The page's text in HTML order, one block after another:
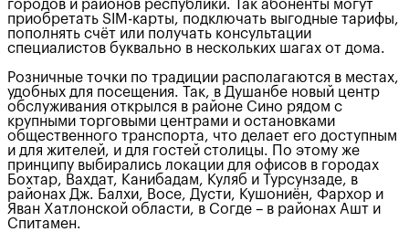
городов и районов республики. Так абоненты могут
приобретать SIM-карты, подключать выгодные тарифы,
пополнять счёт или получать консультации
специалистов буквально в нескольких шагах от дома.
Розничные точки по традиции располагаются в местах,
удобных для посещения. Так, в Душанбе новый центр
обслуживания открылся в районе Сино рядом с
крупными торговыми центрами и остановками
общественного транспорта, что делает его доступным
и для жителей, и для гостей столицы. По этому же
принципу выбирались локации для офисов в городах
Бохтар, Вахдат, Канибадам, Куляб и Турсунзаде, в
районах Дж. Балхи, Восе, Дусти, Кушониён, Фархор и
Яван Хатлонской области, в Согде – в районах Ашт и
Спитамен.